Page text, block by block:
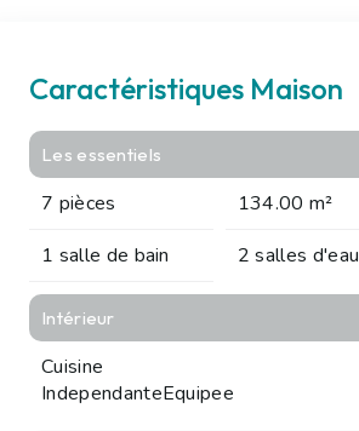
Caractéristiques Maison
Les essentiels
7 pièces 134.00 m²
1 salle de bain
2 salles d'eau
Intérieur
Cuisine
IndependanteEquipee